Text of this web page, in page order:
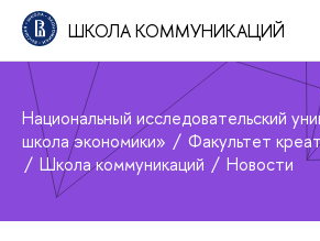
ШКОЛА КОММУНИКАЦИЙ
Национальный исследовательский
школа экономики»
Факультет
Школа коммуникаций
Новости